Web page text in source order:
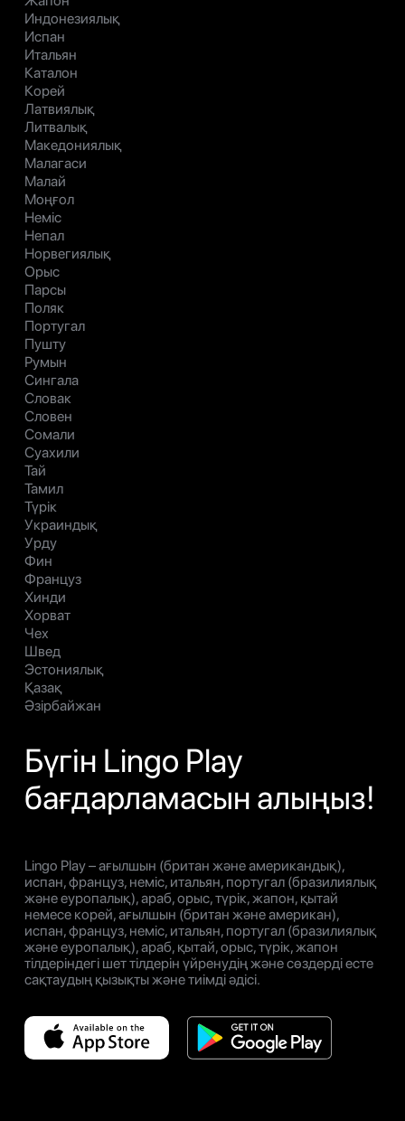
Индонезиялық
Испан
Итальян
Каталон
Корей
Латвиялық
Литвалық
Македониялық
Малагаси
Малай
Моңғол
Неміс
Непал
Норвегиялық
Орыс
Парсы
Поляк
Португал
Пушту
Румын
Сингала
Словак
Словен
Сомали
Суахили
Тай
Тамил
Түрік
Украиндық
Урду
Фин
Француз
Хинди
Хорват
Чех
Швед
Эстониялық
Қазақ
Әзірбайжан
Бүгін Lingo Play
бағдарламасын алыңыз!
Lingo Play – ағылшын (британ және американдық),
испан, француз, неміс, итальян, португал (бразилиялық
және еуропалық), араб, орыс, түрік, жапон, қытай
немесе корей, ағылшын (британ және американ),
испан, француз, неміс, итальян, португал (бразилиялық
және еуропалық), араб, қытай, орыс, түрік, жапон
тілдеріндегі шет тілдерін үйренудің және сөздерді есте
сақтаудың қызықты және тиімді әдісі.